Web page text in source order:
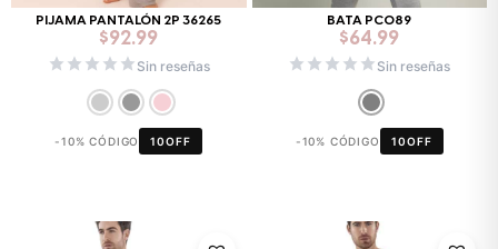
PIJAMA PANTALÓN 2P 36265
$92.99
Sin reseñas
-10% CÓDIGO 10OFF
BATA PC089
$64.99
Sin reseñas
-10% CÓDIGO 10OFF